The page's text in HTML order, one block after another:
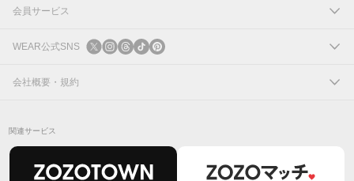
会員サービス
ログイン
新規会員登録
WEAR公式SNS
X
会社概要・規約
関連サービス